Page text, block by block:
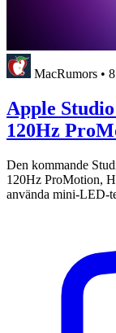
MacRumors •
Apple
120Hz
Den kommande
120Hz ProMotion,
använda mini-LED-